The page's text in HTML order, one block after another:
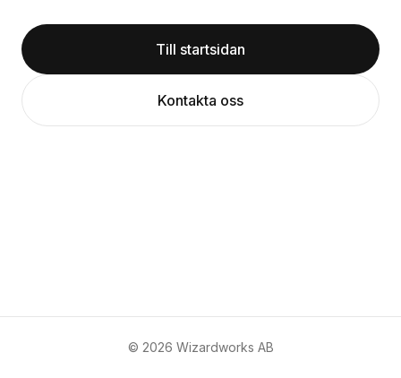
Till startsidan
Kontakta oss
© 2026 Wizardworks AB